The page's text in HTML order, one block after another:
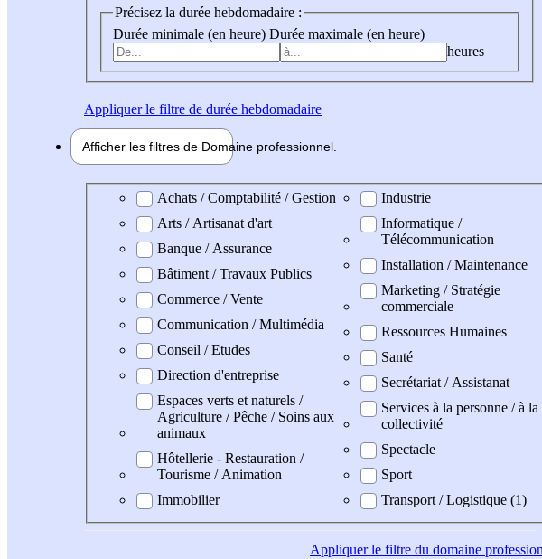
Précisez la durée hebdomadaire :
Durée minimale (en heure) Durée maximale (en heure)
heures
Appliquerle filtre de durée hebdomadaire
Afficher les filtres de Domaine professionnel
Domaine professionel
Achats / Comptabilité / Gestion
Arts / Artisanat d'art
Banque / Assurance
Bâtiment / Travaux Publics
Commerce / Vente
Communication / Multimédia
Conseil / Etudes
Direction d'entreprise
Espaces verts et naturels /
Agriculture / Pêche / Soins aux
animaux
Hôtellerie - Restauration /
Tourisme / Animation
Immobilier
Industrie
Informatique /
Télécommunication
Installation / Maintenance
Marketing / Stratégie
commerciale
Ressources Humaines
Santé
Secrétariat / Assistanat
Services à la personne / à la
collectivité
Spectacle
Sport
Transport / Logistique (1)
Appliquerle filtre du domaine